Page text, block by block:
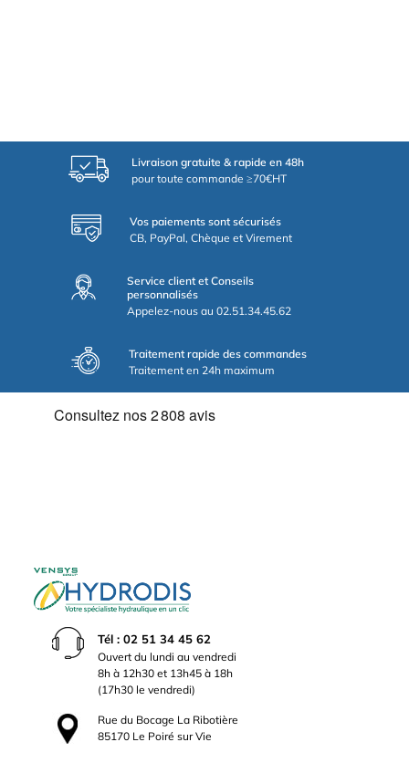
Livraison gratuite & rapide en 48h
pour toute commande ≥70€HT
Vos paiements sont sécurisés
CB, PayPal, Chèque et Virement
Service client et Conseils
personnalisés
Appelez-nous au 02.51.34.45.62
Traitement rapide des commandes
Traitement en 24h maximum
Tél : 02 51 34 45 62
Ouvert du lundi au vendredi
8h à 12h30 et 13h45 à 18h
(17h30 le vendredi)
Rue du Bocage La Ribotière
85170 Le Poiré sur Vie